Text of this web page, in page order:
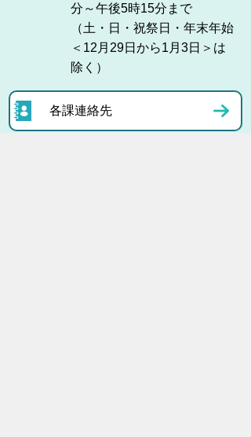
分～午後5時15分まで
（土・日・祝祭日・年末年始
＜12月29日から1月3日＞は
除く）
各課連絡先